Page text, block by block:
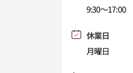
9:30～17:00
休業日
月曜日